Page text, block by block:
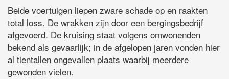
Beide voertuigen liepen zware schade op en raakten
total loss. De wrakken zijn door een bergingsbedrijf
afgevoerd. De kruising staat volgens omwonenden
bekend als gevaarlijk; in de afgelopen jaren vonden hier
al tientallen ongevallen plaats waarbij meerdere
gewonden vielen.